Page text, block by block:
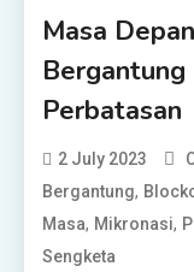
Masa
Perbatasan
2 July 2023
Bergantung,
Masa, Mikronasi,
Sengketa